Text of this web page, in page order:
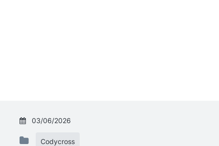
03/06/2026
Codycross